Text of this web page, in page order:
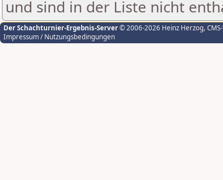
und sind in der Liste nicht
Der Schachturnier-Ergebnis-Server© 2006-2026 Heinz Herzog,
Impressum / Nutzungsbedingungen